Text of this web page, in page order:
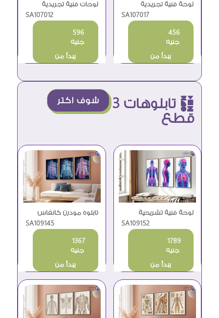
لوحة فنية تجريدية
بوجوه ملونة وتصميم
مودرن
SA107017
جنيه
يبدأ من
لوحات فنية تجريدية
بوجوه ملونة للديكور
المودرن
SA107012
جنيه
يبدأ من
è تابلوهات 3
قطع
شوف اكتر
لوحة فنية تشريحية
لجسم الإنسان مودرن
SA109152
جنيه
يبدأ من
تابلوه مودرن كانفاس
تشريح جسم الإنسان
SA109145
جنيه
يبدأ من